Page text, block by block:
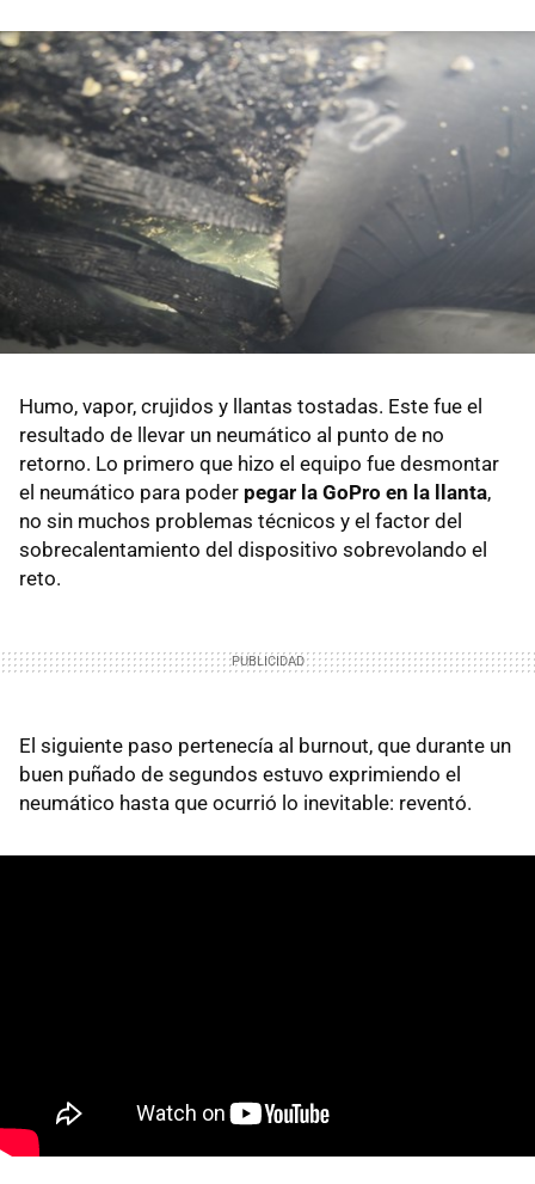
Humo, vapor, crujidos y llantas tostadas. Este fue el
resultado de llevar un neumático al punto de no
retorno. Lo primero que hizo el equipo fue desmontar
el neumático para poder pegar la GoPro en la llanta,
no sin muchos problemas técnicos y el factor del
sobrecalentamiento del dispositivo sobrevolando el
reto.
El siguiente paso pertenecía al burnout, que durante un
buen puñado de segundos estuvo exprimiendo el
neumático hasta que ocurrió lo inevitable: reventó.